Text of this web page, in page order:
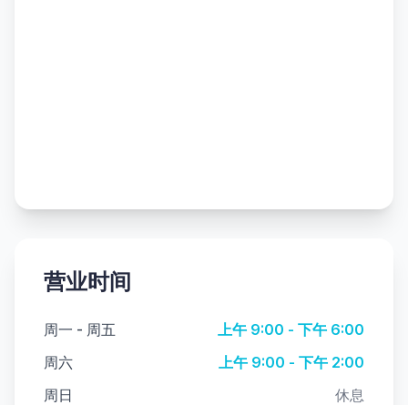
营业时间
周一 - 周五
上午 9:00 - 下午 6:00
周六
上午 9:00 - 下午 2:00
周日
休息